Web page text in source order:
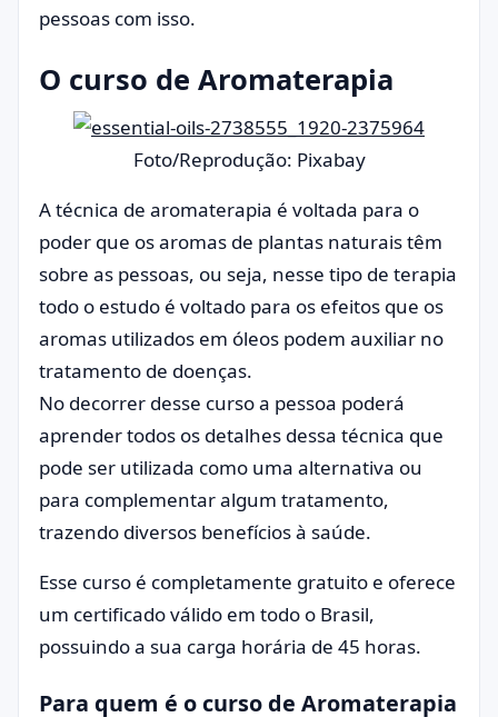
pessoas com isso.
O curso de Aromaterapia
Foto/Reprodução: Pixabay
A técnica de aromaterapia é voltada para o
poder que os aromas de plantas naturais têm
sobre as pessoas, ou seja, nesse tipo de terapia
todo o estudo é voltado para os efeitos que os
aromas utilizados em óleos podem auxiliar no
tratamento de doenças.
No decorrer desse curso a pessoa poderá
aprender todos os detalhes dessa técnica que
pode ser utilizada como uma alternativa ou
para complementar algum tratamento,
trazendo diversos benefícios à saúde.
Esse curso é completamente gratuito e oferece
um certificado válido em todo o Brasil,
possuindo a sua carga horária de 45 horas.
Para quem é o curso de Aromaterapia